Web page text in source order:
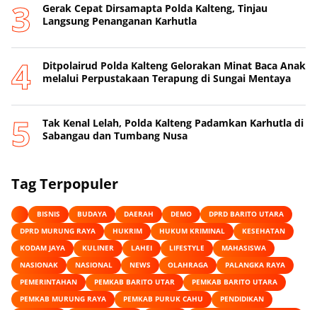
Gerak Cepat Dirsamapta Polda Kalteng, Tinjau
Langsung Penanganan Karhutla
Ditpolairud Polda Kalteng Gelorakan Minat Baca Anak
melalui Perpustakaan Terapung di Sungai Mentaya
Tak Kenal Lelah, Polda Kalteng Padamkan Karhutla di
Sabangau dan Tumbang Nusa
Tag Terpopuler
BISNIS BUDAYA DAERAH DEMO
DPRD BARITO UTARA
DPRD MURUNG RAYA
HUKRIM HUKUM KRIMINAL
KESEHATAN
KODAM JAYA
KULINER LAHEI LIFESTYLE
MAHASISWA
NASIONAK
NASIONAL NEWS OLAHRAGA
PALANGKA RAYA
PEMERINTAHAN
PEMKAB BARITO UTAR
PEMKAB BARITO UTARA
PEMKAB MURUNG RAYA
PEMKAB PURUK CAHU
PENDIDIKAN